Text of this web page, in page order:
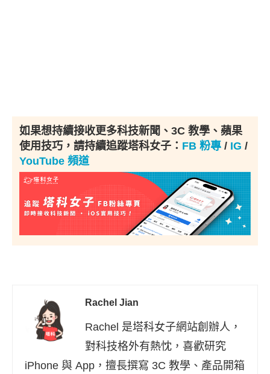
如果想持續接收更多科技新聞、3C 教學、蘋果
使用技巧，請持續追蹤塔科女子： FB 粉專 / IG /
YouTube 頻道
Rachel Jian
Rachel 是塔科女子網站創辦人，
對科技格外有熱忱，喜歡研究
iPhone 與 App，擅長撰寫 3C 教學、產品開箱